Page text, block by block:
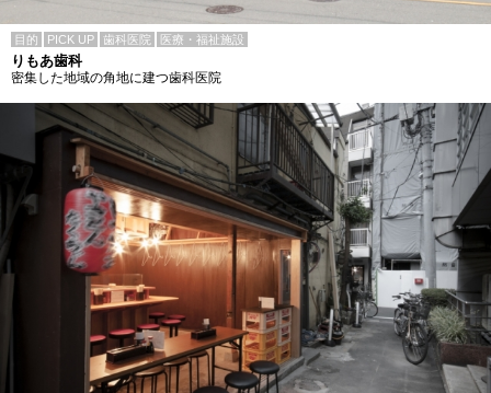
目的 PICK UP 歯科医院 医療・福祉施設
りもあ歯科
密集した地域の角地に建つ歯科医院